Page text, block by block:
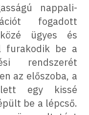
nappali-
fogadott
ügyes és
furakodik be a
rendszerét
az előszoba, a
egy kissé
be a lépcső.